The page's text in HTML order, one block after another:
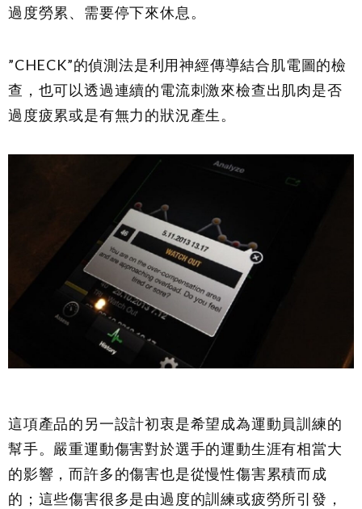
過度勞累、需要停下來休息。
”CHECK”的偵測法是利用神經傳導結合肌電圖的檢
查，也可以透過連續的電流刺激來檢查出肌肉是否
過度疲累或是有無力的狀況產生。
這項產品的另一設計初衷是希望成為運動員訓練的
幫手。嚴重運動傷害對於選手的運動生涯有相當大
的影響，而許多的傷害也是從慢性傷害累積而成
的；這些傷害很多是由過度的訓練或疲勞所引發，